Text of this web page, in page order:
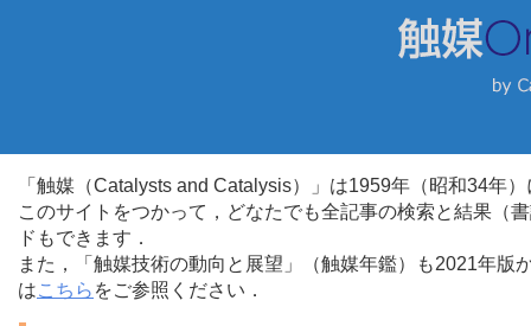
「触媒（Catalysts and Catalysis）」は1959年（昭和34年
このサイトをつかって，どなたでも全記事の検索と結果（
ドもできます．
また，「触媒技術の動向と展望」（触媒年鑑）も2021年
はこちら をご参照ください．